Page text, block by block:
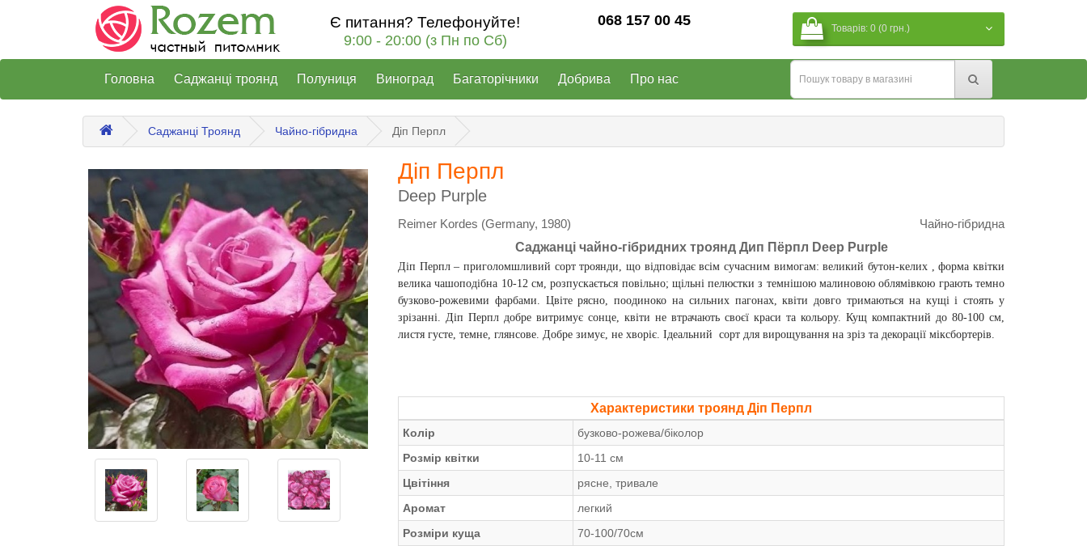
Є питання? Телефонуйте!
9:00 - 20:00 (з Пн по Сб)
068 157 00 45 Товарів: 0 (0 грн.)
Головна Саджанці троянд Полуниця Виноград Багаторічники Добрива Про нас
Саджанці Троянд Чайно-гібридна Діп Перпл
Діп Перпл
Deep Purple
Reimer Kordes (Germany, 1980)
Чайно-гібридна
Саджанці чайно-гібридних троянд Дип Пёрпл Deep Purple
Діп Перпл – приголомшливий сорт троянди, що відповідає всім сучасним вимогам: великий бутон-келих , форма квітки
велика чашоподібна 10-12 см, розпускається повільно; щільні пелюстки з темнішою малиновою облямівкою грають темно
бузково-рожевими фарбами. Цвіте рясно, поодиноко на сильних пагонах, квіти довго тримаються на кущі і стоять у
зрізанні. Діп Перпл добре витримує сонце, квіти не втрачають своєї краси та кольору. Кущ компактний до 80-100 см,
листя густе, темне, глянсове. Добре зимує, не хворіє. Ідеальний сорт для вирощування на зріз та декорації міксбортерів.
Характеристики троянд Діп Перпл
Колір
бузково-рожева/біколор
Розмір квітки
10-11 см
Цвітіння
рясне, тривале
Аромат
легкий
Розміри куща
70-100/70см